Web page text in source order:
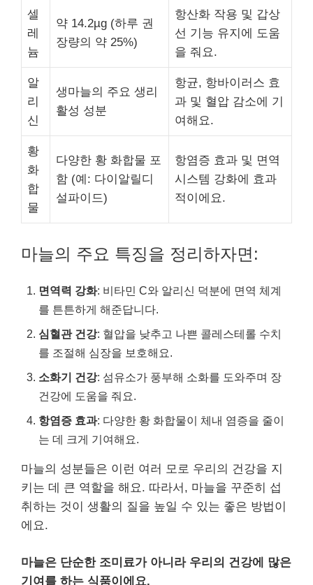
셀
레
늄
약 14.2µg (하루 권
장량의 약 25%)
항산화 작용 및 갑상
선 기능 유지에 도움
을 줘요.
알
리
신
생마늘의 주요 생리
활성 성분
항균, 항바이러스 효
과 및 혈압 감소에 기
여해요.
황
화
합
물
다양한 황 화합물 포
함 (예: 다이알릴디
설파이드)
항염증 효과 및 면역
시스템 강화에 효과
적이에요.
마늘의 주요 특징을 정리하자면:
면역력 강화: 비타민 C와 알리신 덕분에 면역 체계
를 튼튼하게 해준답니다.
심혈관 건강: 혈압을 낮추고 나쁜 콜레스테롤 수치
를 조절해 심장을 보호해요.
소화기 건강: 섬유소가 풍부해 소화를 도와주며 장
건강에 도움을 줘요.
항염증 효과: 다양한 황 화합물이 체내 염증을 줄이
는 데 크게 기여해요.
마늘의 성분들은 이런 여러 모로 우리의 건강을 지
키는 데 큰 역할을 해요. 따라서, 마늘을 꾸준히 섭
취하는 것이 생활의 질을 높일 수 있는 좋은 방법이
에요.
마늘은 단순한 조미료가 아니라 우리의 건강에 많은
기여를 하는 식품이에요.